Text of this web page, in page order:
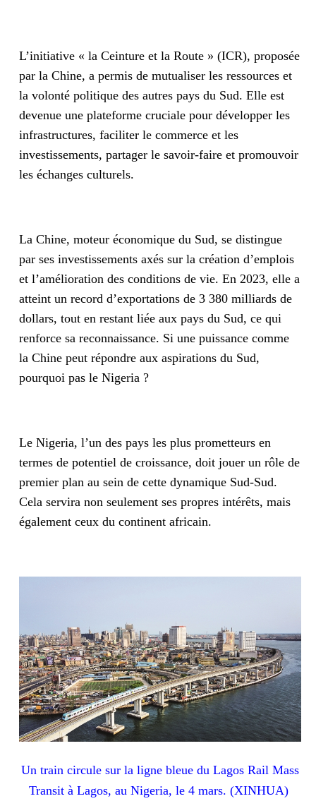
L’initiative « la Ceinture et la Route » (ICR), proposée
par la Chine, a permis de mutualiser les ressources et
la volonté politique des autres pays du Sud. Elle est
devenue une plateforme cruciale pour développer les
infrastructures, faciliter le commerce et les
investissements, partager le savoir-faire et promouvoir
les échanges culturels.
La Chine, moteur économique du Sud, se distingue
par ses investissements axés sur la création d’emplois
et l’amélioration des conditions de vie. En 2023, elle a
atteint un record d’exportations de 3 380 milliards de
dollars, tout en restant liée aux pays du Sud, ce qui
renforce sa reconnaissance. Si une puissance comme
la Chine peut répondre aux aspirations du Sud,
pourquoi pas le Nigeria ?
Le Nigeria, l’un des pays les plus prometteurs en
termes de potentiel de croissance, doit jouer un rôle de
premier plan au sein de cette dynamique Sud-Sud.
Cela servira non seulement ses propres intérêts, mais
également ceux du continent africain.
Un train circule sur la ligne bleue du Lagos Rail Mass
Transit à Lagos, au Nigeria, le 4 mars. (XINHUA)